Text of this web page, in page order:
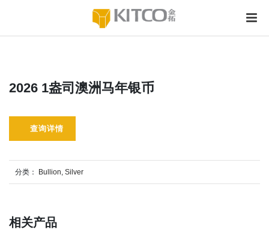
2026 1盎司澳洲马年银币
查询详情
分类： Bullion, Silver
相关产品